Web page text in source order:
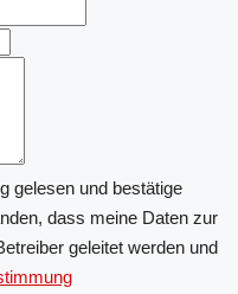
gelesen und bestätige
dass meine Daten zur
geleitet werden und